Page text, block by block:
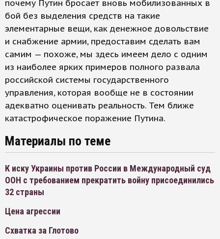
почему Путин бросает вновь мобилизованных в
бой без выделения средств на такие
элементарные вещи, как денежное довольствие
и снабжение армии, предоставим сделать вам
самим — похоже, мы здесь имеем дело с одним
из наиболее ярких примеров полного развала
российской системы государственного
управления, которая вообще не в состоянии
адекватно оценивать реальность. Тем ближе
катастрофическое поражение Путина.
Материалы по теме
К иску Украины против России в Международный суд
ООН с требованием прекратить войну присоединились
32 страны
Цена агрессии
Схватка за Глотово